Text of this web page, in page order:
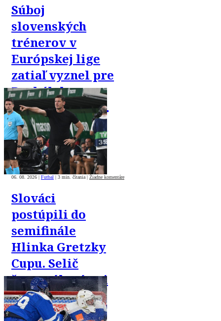
Súboj
slovenských
trénerov v
Európskej lige
zatiaľ vyznel pre
Borbélyho.
Gašparík verí v
obrat
06. 08. 2026 Futbal 3 min. čítania Žiadne komentáre
Slováci
postúpili do
semifinále
Hlinka Gretzky
Cupu. Selič
štvorgólový pri
výhre nad
Švajčiarmi